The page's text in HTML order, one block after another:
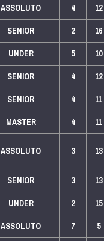
ASSOLUTO 4 12
SENIOR 2 16
UNDER 5 10
SENIOR 4 12
SENIOR 4 11
MASTER 4 11
ASSOLUTO 3 13
SENIOR 3 13
UNDER 2 15
ASSOLUTO 7 5